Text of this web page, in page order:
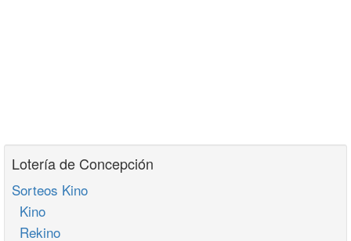
Lotería de Concepción
Sorteos Kino
Kino
Rekino